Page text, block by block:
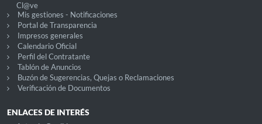
Cl@ve
Mis gestiones - Notificaciones
Portal de Transparencia
Impresos generales
Calendario Oficial
Perfil del Contratante
Tablón de Anuncios
Buzón de Sugerencias, Quejas o Reclamaciones
Verificación de Documentos
ENLACES DE INTERÉS